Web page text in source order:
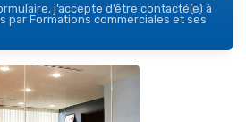
j’accepte d’être contacté(e) à
par Formations commerciales et ses